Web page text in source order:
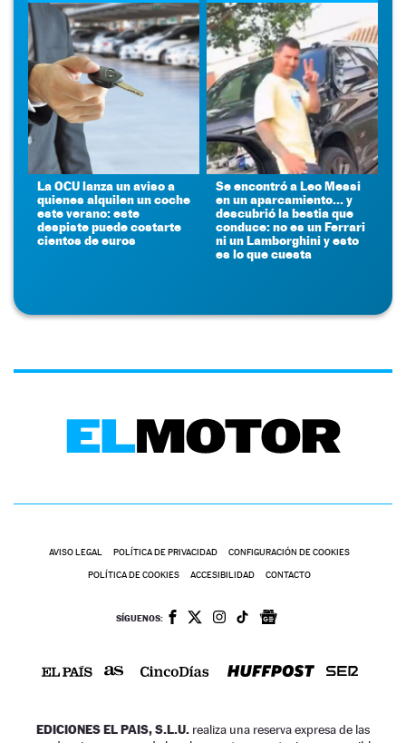
La OCU lanza un aviso a
quienes alquilen un coche
este verano: este
despiste puede costarte
cientos de euros
Se encontró a Leo Messi
en un aparcamiento... y
descubrió la bestia que
conduce: no es un Ferrari
ni un Lamborghini y esto
es lo que cuesta
AVISO LEGAL POLÍTICA DE PRIVACIDAD CONFIGURACIÓN DE COOKIES
POLÍTICA DE COOKIES ACCESIBILIDAD CONTACTO
SÍGUENOS:
EDICIONES EL PAIS, S.L.U. realiza una reserva expresa de las